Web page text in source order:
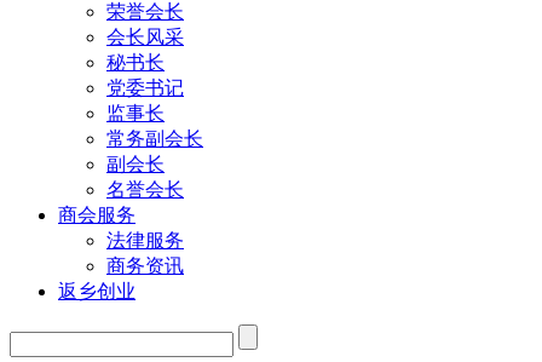
荣誉会长
会长风采
秘书长
党委书记
监事长
常务副会长
副会长
名誉会长
商会服务
法律服务
商务资讯
返乡创业